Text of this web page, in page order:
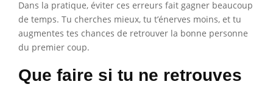
Dans la pratique, éviter ces erreurs fait gagner beaucoup
de temps. Tu cherches mieux, tu t’énerves moins, et tu
augmentes tes chances de retrouver la bonne personne
du premier coup.
Que faire si tu ne retrouves